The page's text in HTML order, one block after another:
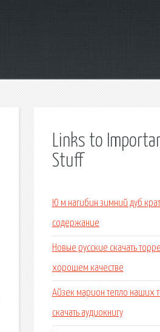
Links to
Stuff
Ю м нагибин зимний дуб
содержание
Новые русские скачать
хорошем качестве
Айзек марион тепло наших
скачать аудиокнигу